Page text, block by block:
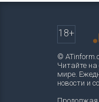
18+
©
Читайте на
мире.
новости и